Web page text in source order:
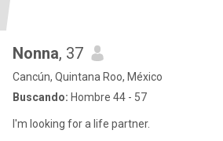
Nonna, 37
Cancún, Quintana Roo, México
Buscando: Hombre 44 - 57
I'm looking for a life partner.